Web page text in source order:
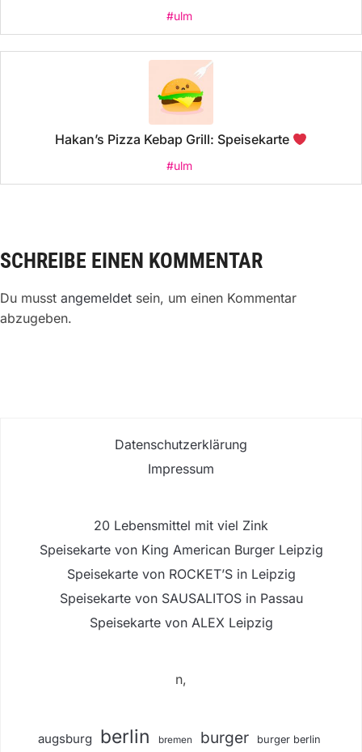
#ulm
Hakan’s Pizza Kebap Grill: Speisekarte
#ulm
SCHREIBE EINEN KOMMENTAR
Du musst angemeldet sein, um einen Kommentar
abzugeben.
Datenschutzerklärung
Impressum
20 Lebensmittel mit viel Zink
Speisekarte von King American Burger Leipzig
Speisekarte von ROCKET’S in Leipzig
Speisekarte von SAUSALITOS in Passau
Speisekarte von ALEX Leipzig
n,
augsburg berlin bremen burger burger berlin